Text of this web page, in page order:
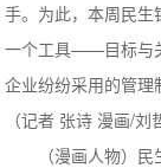
手。为此，本周民
一个工具——目标与
企业纷纷采用的管理
（记者 张诗 漫画/刘
（漫画人物）